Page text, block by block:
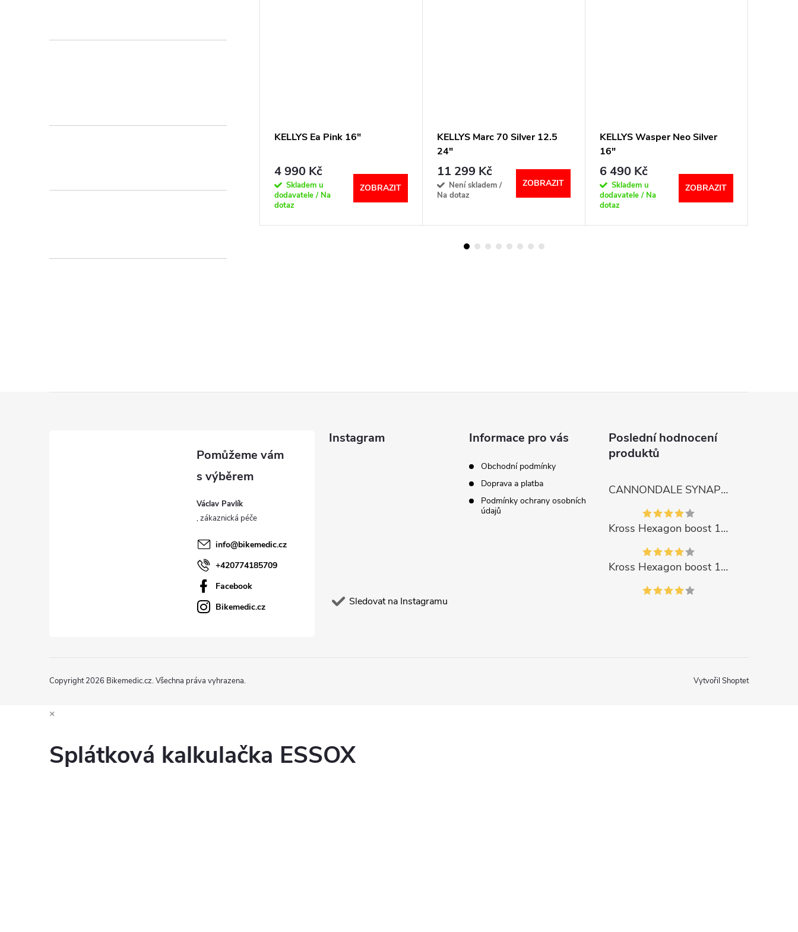
ZOBRAZIT ZOBRAZIT
KELLYS Ea Pink 16"
4 990 Kč
Skladem u
dodavatele / Na
dotaz
ZOBRAZIT
KELLYS Marc 70 Silver 12.5
24"
11 299 Kč
Není skladem /
Na dotaz
ZOBRAZIT
KELLYS Wasper Neo Silver
16"
6 490 Kč
Skladem u
dodavatele / Na
dotaz
ZOBRAZIT
Václav Pavlík
info@bikemedic.cz
+420774185709
Facebook
Bikemedic.cz
Instagram
Sledovat na Instagramu
Informace pro vás
Obchodní podmínky
Doprava a platba
Podmínky ochrany osobních
údajů
Poslední hodnocení
produktů
CANNONDALE SYNAPSE CARBON 4
Kross Hexagon boost 1.0 500Wh 2023
Kross Hexagon boost 1.0 500Wh 2023
Vytvořil Shoptet
Copyright 2026 Bikemedic.cz. Všechna práva vyhrazena.
×
Splátková kalkulačka ESSOX